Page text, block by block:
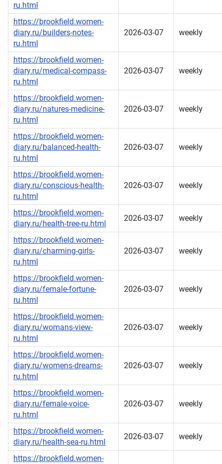
ru.html
https://brookfield.women-
diary.ru/builders-notes-
ru.html
2026-03-07 weekly
https://brookfield.women-
diary.ru/medical-compass-
ru.html
2026-03-07 weekly
https://brookfield.women-
diary.ru/natures-medicine-
ru.html
2026-03-07 weekly
https://brookfield.women-
diary.ru/balanced-health-
ru.html
2026-03-07 weekly
https://brookfield.women-
diary.ru/conscious-health-
ru.html
2026-03-07 weekly
https://brookfield.women-
diary.ru/health-tree-ru.html
2026-03-07 weekly
https://brookfield.women-
diary.ru/charming-girls-
ru.html
2026-03-07 weekly
https://brookfield.women-
diary.ru/female-fortune-
ru.html
2026-03-07 weekly
https://brookfield.women-
diary.ru/womans-view-
ru.html
2026-03-07 weekly
https://brookfield.women-
diary.ru/womens-dreams-
ru.html
2026-03-07 weekly
https://brookfield.women-
diary.ru/female-voice-
ru.html
2026-03-07 weekly
https://brookfield.women-
diary.ru/health-sea-ru.html
2026-03-07 weekly
https://brookfield.women-